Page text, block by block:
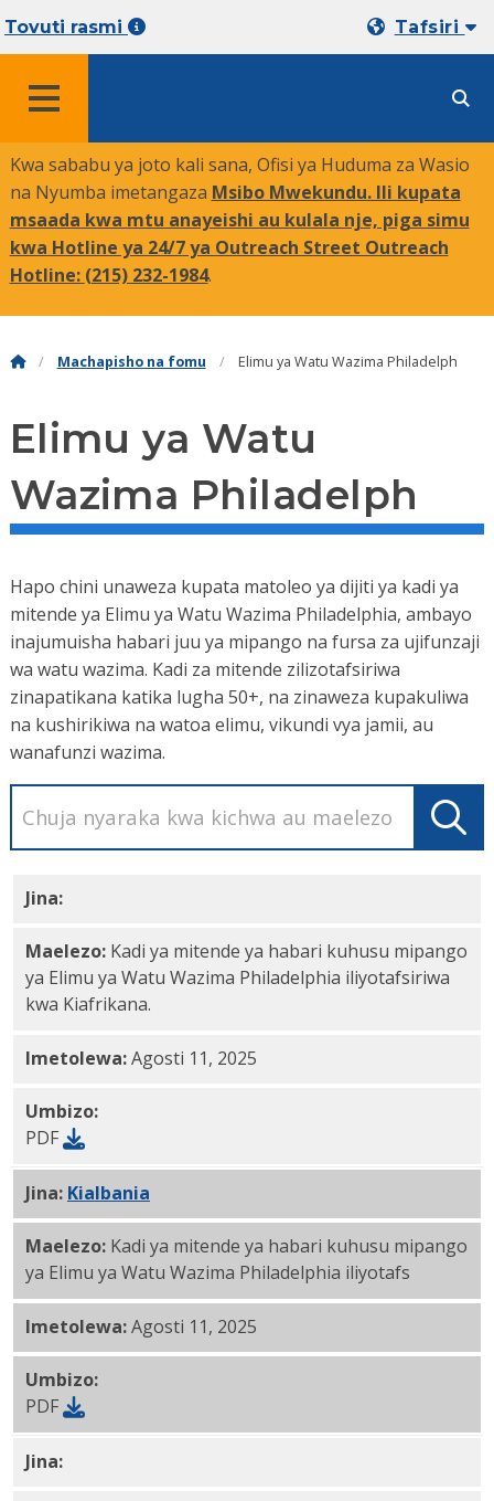
Tovuti rasmi Tafsiri
Kwa sababu ya joto kali sana, Ofisi ya Huduma za Wasio
na Nyumba imetangaza Msibo Mwekundu. Ili kupata
msaada kwa mtu anayeishi au kulala nje, piga simu
kwa Hotline ya 24/7 ya Outreach Street Outreach
Hotline: (215) 232-1984.
Machapisho na fomu Elimu ya Watu Wazima Philadelph
Elimu ya Watu
Wazima Philadelph
Hapo chini unaweza kupata matoleo ya dijiti ya kadi ya
mitende ya Elimu ya Watu Wazima Philadelphia, ambayo
inajumuisha habari juu ya mipango na fursa za ujifunzaji
wa watu wazima. Kadi za mitende zilizotafsiriwa
zinapatikana katika lugha 50+, na zinaweza kupakuliwa
na kushirikiwa na watoa elimu, vikundi vya jamii, au
wanafunzi wazima.
Jina:Kiafrika PDF
Maelezo: Kadi ya mitende ya habari kuhusu mipango
ya Elimu ya Watu Wazima Philadelphia iliyotafsiriwa
kwa Kiafrikana.
Imetolewa:Agosti 11, 2025
Umbizo:
PDF
Jina: Kialbania
Maelezo: Kadi ya mitende ya habari kuhusu mipango
ya Elimu ya Watu Wazima Philadelphia iliyotafs
Imetolewa:Agosti 11, 2025
Umbizo:
PDF
Jina:Kiamhari PDF